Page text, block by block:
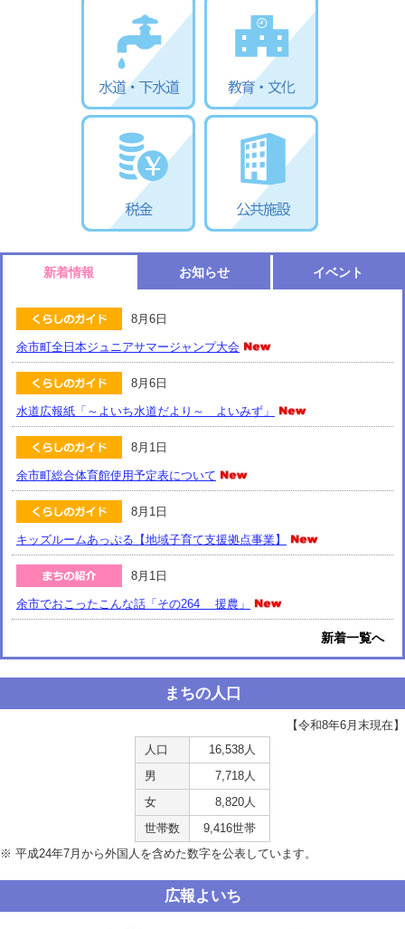
新着情報 お知らせ イベント
8月6日
余市町全日本ジュニアサマージャンプ大会
8月6日
水道広報紙「～よいち水道だより～ よいみず」
8月1日
余市町総合体育館使用予定表について
8月1日
キッズルームあっぷる【地域子育て支援拠点事業】
8月1日
余市でおこったこんな話「その264 援農」
新着一覧へ
まちの人口
【令和8年6月末現在】
人口
16,538人
男
7,718人
女
8,820人
世帯数
9,416世帯
※ 平成24年7月から外国人を含めた数字を公表しています。
広報よいち